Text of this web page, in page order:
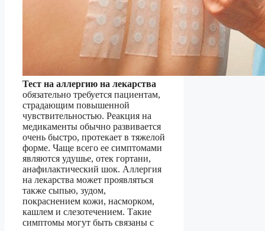
Тест на аллергию на лекарства
обязательно требуется пациентам,
страдающим повышенной
чувствительностью. Реакция на
медикаменты обычно развивается
очень быстро, протекает в тяжелой
форме. Чаще всего ее симптомами
являются удушье, отек гортани,
анафилактический шок. Аллергия
на лекарства может проявляться
также сыпью, зудом,
покраснением кожи, насморком,
кашлем и слезотечением. Такие
симптомы могут быть связаны с